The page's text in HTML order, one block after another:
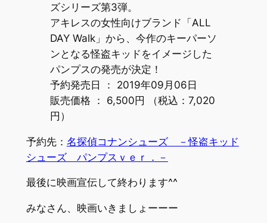
ズシリーズ第3弾。
アキレスの女性向けブランド「ALL
DAY Walk」から、今作のキーパーソ
ンとなる怪盗キッドをイメージした
パンプスの発売が決定！
予約発売日 ： 2019年09月06日
販売価格 ： 6,500円 （税込：7,020
円）
予約先： 名探偵コナンシューズ －怪盗キッド
シューズ パンプスｖｅｒ．－
最後に映画宣伝して終わります^^
みなさん、映画いきましょーーー